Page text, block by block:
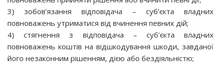
3) зобов’язання відповідача – суб’єкта владних
повноважень утриматися від вчинення певних дій;
4) стягнення з відповідача – суб’єкта владних
повноважень коштів на відшкодування шкоди, завданої
його незаконним рішенням, дією або бездіяльністю;